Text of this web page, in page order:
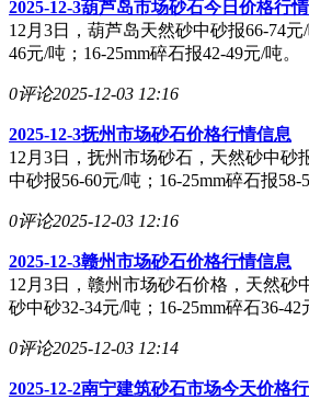
2025-12-3葫芦岛市场砂石今日价格行
12月3日，葫芦岛天然砂中砂报66-74
46元/吨；16-25mm碎石报42-49元/吨。
0评论2025-12-03 12:16
2025-12-3抚州市场砂石价格行情信息
12月3日，抚州市场砂石，天然砂中砂
中砂报56-60元/吨；16-25mm碎石报58-
0评论2025-12-03 12:16
2025-12-3赣州市场砂石价格行情信息
12月3日，赣州市场砂石价格，天然砂
砂中砂32-34元/吨；16-25mm碎石36-42
0评论2025-12-03 12:14
2025-12-2南宁建筑砂石市场今天价格